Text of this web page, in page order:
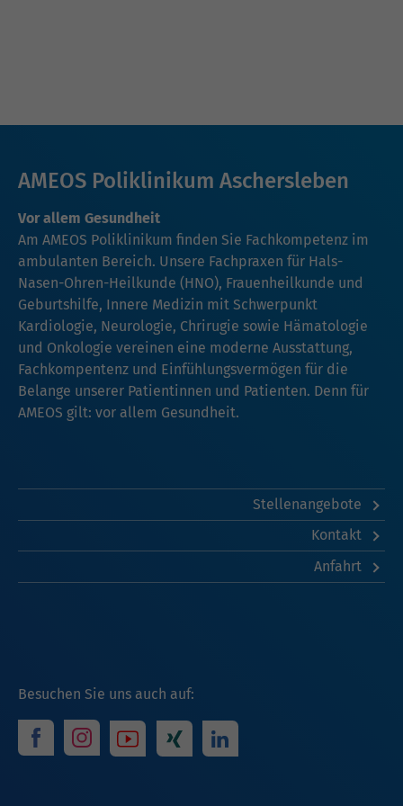
AMEOS Poliklinikum Aschersleben
Vor allem Gesundheit
Am AMEOS Poliklinikum finden Sie Fachkompetenz im
ambulanten Bereich. Unsere Fachpraxen für Hals-
Nasen-Ohren-Heilkunde (HNO), Frauenheilkunde und
Geburtshilfe, Innere Medizin mit Schwerpunkt
Kardiologie, Neurologie, Chrirugie sowie Hämatologie
und Onkologie vereinen eine moderne Ausstattung,
Fachkompentenz und Einfühlungsvermögen für die
Belange unserer Patientinnen und Patienten. Denn für
AMEOS gilt: vor allem Gesundheit.
Stellenangebote
Kontakt
Anfahrt
Besuchen Sie uns auch auf: